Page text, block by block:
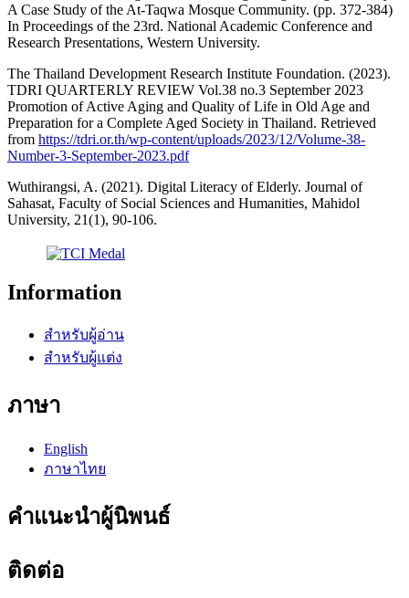
A Case Study of the At-Taqwa Mosque Community. (pp. 372-384)
In Proceedings of the 23rd. National Academic Conference and
Research Presentations, Western University.
The Thailand Development Research Institute Foundation. (2023).
TDRI QUARTERLY REVIEW Vol.38 no.3 September 2023
Promotion of Active Aging and Quality of Life in Old Age and
Preparation for a Complete Aged Society in Thailand. Retrieved
from https://tdri.or.th/wp-content/uploads/2023/12/Volume-38-
Number-3-September-2023.pdf
Wuthirangsi, A. (2021). Digital Literacy of Elderly. Journal of
Sahasat, Faculty of Social Sciences and Humanities, Mahidol
University, 21(1), 90-106.
Information
สำหรับผู้อ่าน
สำหรับผู้แต่ง
ภาษา
English
ภาษาไทย
คำแนะนำผู้นิพนธ์
ติดต่อ